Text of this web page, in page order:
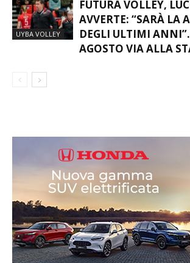
MASCHILE SBARCA
FUTURA VOLLEY,
AVVERTE: “SARÀ LA